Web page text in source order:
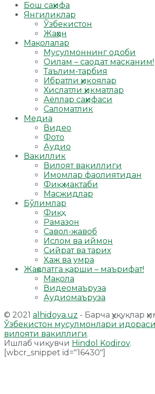
Бош саҳифа
Янгиликлар
Ўзбекистон
Жаҳон
Мақолалар
Мусулмоннинг одоби
Оилам – саодат масканим!
Таълим-тарбия
Ибратли ҳикоялар
Хислатли ҳикматлар
Аёллар саҳифаси
Саломатлик
Медиа
Видео
Фото
Аудио
Вакиллик
Вилоят вакиллиги
Имомлар фаолиятидан
Фиқҳ мактаби
Масжидлар
Бўлимлар
Фиқҳ
Рамазон
Савол-жавоб
Ислом ва иймон
Сийрат ва тарих
Ҳаж ва умра
Жаҳолатга қарши – маърифат!
Мақола
Видеомаъруза
Аудиомаъруза
© 2021 alhidoya.uz - Барча ҳуқуқлар
Ўзбекистон мусулмонлари
вилояти вакиллиги.
Ишлаб чиқувчи Hindol Kodirov.
[wbcr_snippet id="16430"]